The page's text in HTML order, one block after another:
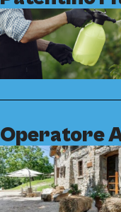
Operatore